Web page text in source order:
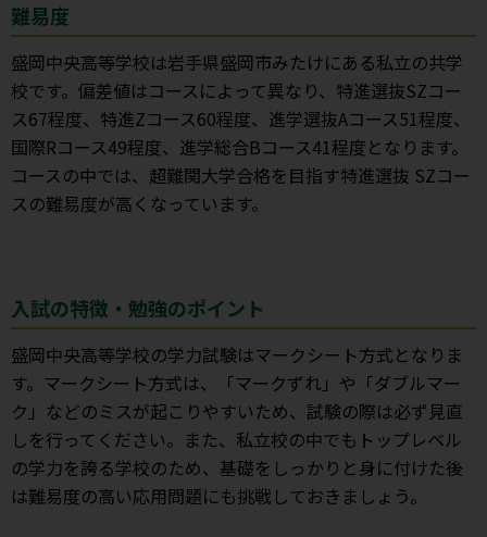
難易度
盛岡中央高等学校は岩手県盛岡市みたけにある私立の共学
校です。偏差値はコースによって異なり、特進選抜SZコー
ス67程度、特進Zコース60程度、進学選抜Aコース51程度、
国際Rコース49程度、進学総合Bコース41程度となります。
コースの中では、超難関大学合格を目指す特進選抜 SZコー
スの難易度が高くなっています。
入試の特徴・勉強のポイント
盛岡中央高等学校の学力試験はマークシート方式となりま
す。マークシート方式は、「マークずれ」や「ダブルマー
ク」などのミスが起こりやすいため、試験の際は必ず見直
しを行ってください。また、私立校の中でもトップレベル
の学力を誇る学校のため、基礎をしっかりと身に付けた後
は難易度の高い応用問題にも挑戦しておきましょう。